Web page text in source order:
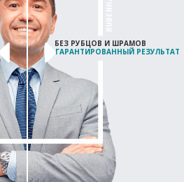
БЕЗ РУБЦОВ И ШРАМОВ
ГАРАНТИРОВАННЫЙ РЕЗУЛЬТАТ
БЕЗ РУБЦОВ И ШРАМОВ
ГАРАНТИРОВАННЫЙ РЕЗУЛЬТАТ